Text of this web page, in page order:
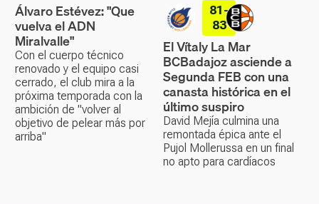
Álvaro Estévez: "Que
vuelva el ADN
Miralvalle"
Con el cuerpo técnico
renovado y el equipo casi
cerrado, el club mira a la
próxima temporada con la
ambición de "volver al
objetivo de pelear más por
arriba"
81-
83
El Vítaly La Mar
BCBadajoz asciende a
Segunda FEB con una
canasta histórica en el
último suspiro
David Mejía culmina una
remontada épica ante el
Pujol Mollerussa en un final
no apto para cardíacos